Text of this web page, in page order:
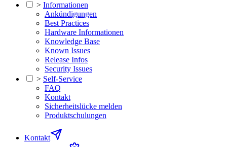
> Informationen
Ankündigungen
Best Practices
Hardware Informationen
Knowledge Base
Known Issues
Release Infos
Security Issues
> Self-Service
FAQ
Kontakt
Sicherheitslücke melden
Produktschulungen
Kontakt